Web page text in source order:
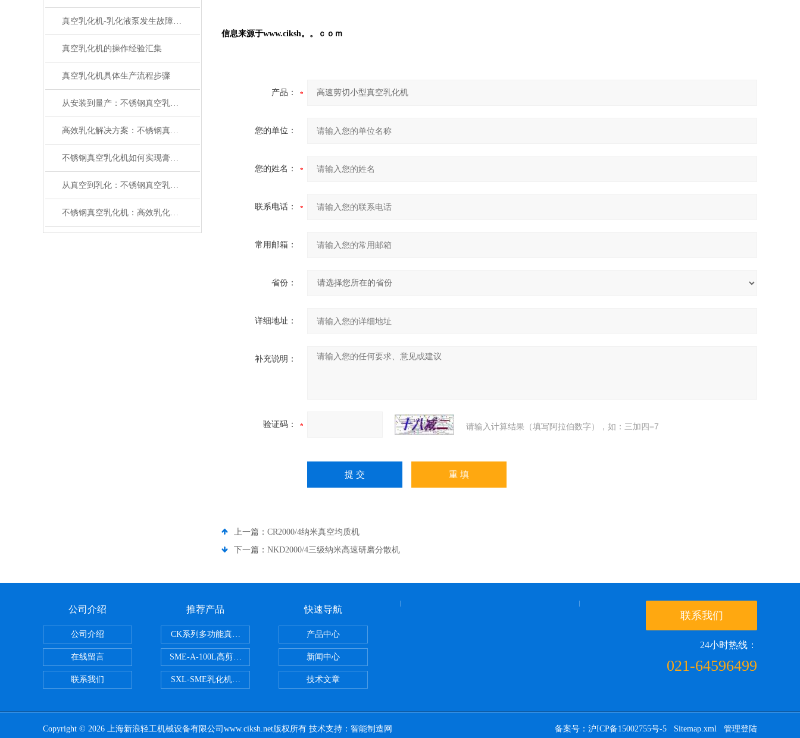
真空乳化机-乳化液泵发生故障时的解决办法
真空乳化机的操作经验汇集
真空乳化机具体生产流程步骤
从安装到量产：不锈钢真空乳化机调试技巧、卫生清洁及长期稳定运行全攻略
高效乳化解决方案：不锈钢真空乳化机搅拌转速调节、真空度控制及操作实操教程
不锈钢真空乳化机如何实现膏体、乳液的均质化加工
从真空到乳化：不锈钢真空乳化机的工作原理与无菌处理技术解析
不锈钢真空乳化机：高效乳化与混合的工业解决方案及其技术优势
信息来源于www.ciksh。。ｃｏｍ
产品：
您的单位：
您的姓名：
联系电话：
常用邮箱：
省份：
详细地址：
补充说明：
验证码： 请输入计算结果（填写阿拉伯数字），如：三加四=7
上一篇： CR2000/4纳米真空均质机
下一篇： NKD2000/4三级纳米高速研磨分散机
公司介绍
公司介绍
在线留言
联系我们
推荐产品
CK系列多功能真空乳化机
SME-A-100L高剪切液洗面霜膏霜真空均质乳化机
SXL-SME乳化机成套设备
快速导航
产品中心
新闻中心
技术文章
联系我们
24小时热线：
021-64596499
Copyright © 2026 上海新浪轻工机械设备有限公司www.ciksh.net版权所有 技术支持： 智能制造网 备案号：沪ICP备15002755号-5 Sitemap.xml 管理登陆